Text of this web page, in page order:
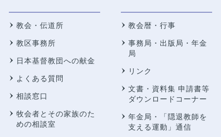
教会・伝道所
教区事務所
日本基督教団への献金
よくある質問
相談窓口
牧会者とその家族のた
めの相談室
教会暦・行事
事務局・出版局・年金
局
リンク
文書・資料集 申請書等
ダウンロードコーナー
年金局・
「隠退教師を
支える運動」通信